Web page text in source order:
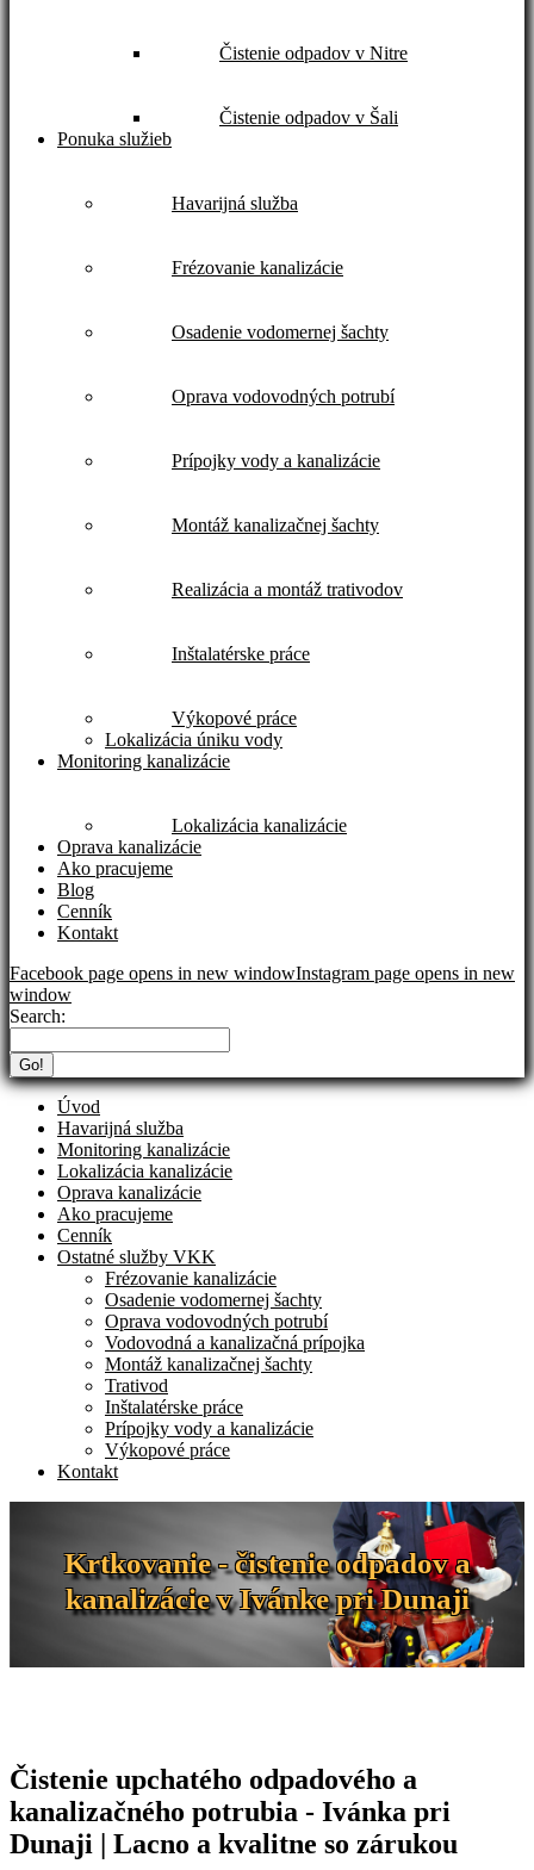
Čistenie odpadov v Nitre
Čistenie odpadov v Šali
Ponuka služieb
Havarijná služba
Frézovanie kanalizácie
Osadenie vodomernej šachty
Oprava vodovodných potrubí
Prípojky vody a kanalizácie
Montáž kanalizačnej šachty
Realizácia a montáž trativodov
Inštalatérske práce
Výkopové práce
Lokalizácia úniku vody
Monitoring kanalizácie
Lokalizácia kanalizácie
Oprava kanalizácie
Ako pracujeme
Blog
Cenník
Kontakt
Facebook page opens in new windowInstagram page opens in new
window
Search:
Úvod
Havarijná služba
Monitoring kanalizácie
Lokalizácia kanalizácie
Oprava kanalizácie
Ako pracujeme
Cenník
Ostatné služby VKK
Frézovanie kanalizácie
Osadenie vodomernej šachty
Oprava vodovodných potrubí
Vodovodná a kanalizačná prípojka
Montáž kanalizačnej šachty
Trativod
Inštalatérske práce
Prípojky vody a kanalizácie
Výkopové práce
Kontakt
Krtkovanie - čistenie odpadov a
kanalizácie v Ivánke pri Dunaji
Čistenie upchatého odpadového a
kanalizačného potrubia - Ivánka pri
Dunaji | Lacno a kvalitne so zárukou